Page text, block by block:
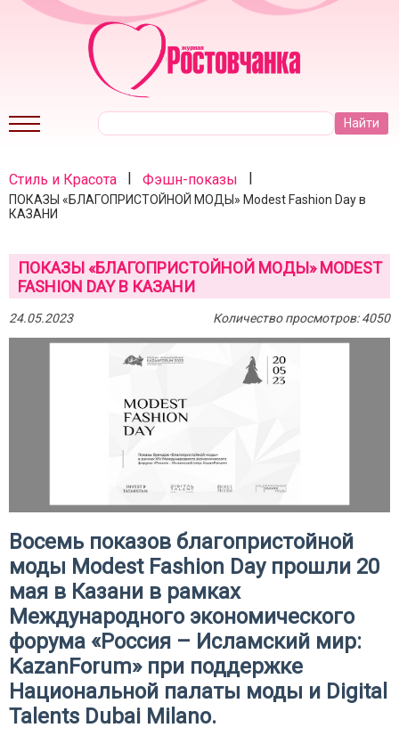
Стиль и Красота | Фэшн-показы |
ПОКАЗЫ «БЛАГОПРИСТОЙНОЙ МОДЫ» Modest Fashion Day в
КАЗАНИ
ПОКАЗЫ «БЛАГОПРИСТОЙНОЙ МОДЫ» MODEST
FASHION DAY В КАЗАНИ
24.05.2023 Количество просмотров: 4050
Восемь показов благопристойной
моды Modest Fashion Day прошли 20
мая в Казани в рамках
Международного экономического
форума «Россия – Исламский мир:
KazanForum» при поддержке
Национальной палаты моды и Digital
Talents Dubai Milano.